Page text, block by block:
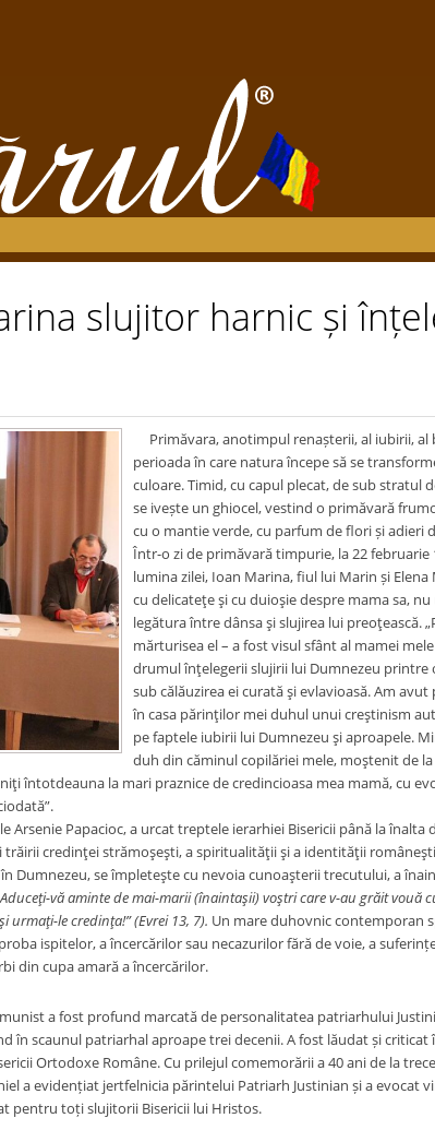
slujitor harnic și
Primăvara, anotimpul renașterii, al iubirii, al
perioada în care natura începe să se
culoare. Timid, cu capul plecat, de sub stratul
se ivește un ghiocel, vestind o primăvară
cu o mantie verde, cu parfum de flori și adieri
Într-o zi de primăvară timpurie, la 22 februarie
lumina zilei, Ioan Marina, fiul lui Marin și
cu delicateţe şi cu duioşie despre mama sa, nu
legătura între dânsa şi slujirea lui preoţească.
mărturisea el – a fost visul sfânt al mamei
drumul înţelegerii slujirii lui Dumnezeu printre
sub călăuzirea ei curată şi evlavioasă. Am
în casa părinţilor mei duhul unui creştinism
pe faptele iubirii lui Dumnezeu şi aproapele.
duh din căminul copilăriei mele, moştenit de
întotdeauna la mari praznice de credincioasa mea mamă, cu
Arsenie Papacioc, a urcat treptele ierarhiei Bisericii până la înalta
trăirii credinţei strămoşeşti, a spiritualităţii şi a identităţii
Dumnezeu, se împleteşte cu nevoia cunoaşterii trecutului, a
vă aminte de mai-marii (înaintaşii) voştri care v-au grăit vouă
le credinţa!” (Evrei 13, 7). Un mare duhovnic contemporan
ispitelor, a încercărilor sau necazurilor fără de voie, a
din cupa amară a încercărilor.
a fost profund marcată de personalitatea patriarhului
în scaunul patriarhal aproape trei decenii. A fost lăudat și criticat
Ortodoxe Române. Cu prilejul comemorării a 40 ani de la
a evidențiat jertfelnicia părintelui Patriarh Justinian și a evocat
pentru toți slujitorii Bisericii lui Hristos.